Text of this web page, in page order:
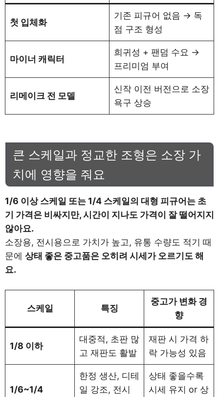
첫 입체화
기존 피규어 없음 → 독
점 구조 형성
마이너 캐릭터
희귀성 + 팬덤 수요 →
프리미엄 부여
리메이크 전 모델
신작 이전 버전으로 소장
욕구 상승
큰 스케일과 정교한 조형은 소장 가
치에 영향을 줘요
1/6 이상 스케일 또는 1/4 스케일의 대형 피규어는 초
기 가격은 비싸지만, 시간이 지나도 가격이 잘 떨어지지
않아요.
소장용, 전시용으로 가치가 높고, 유통 수량도 적기 때
문에 상태 좋은 중고품은 오히려 시세가 오르기도 해
요.
스케일 특징
중고가 변화 경
향
1/8 이하
대중적, 초판 많
고 재판도 활발
재판 시 가격 하
락 가능성 있음
1/6~1/4
한정 생산, 디테
일 강조, 전시
상태 좋을수록
시세 유지 or 상